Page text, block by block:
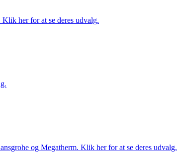
her for at se deres udvalg.
og Megatherm. Klik her for at se deres udvalg.